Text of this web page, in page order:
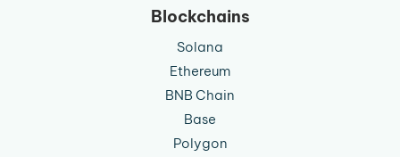
Blockchains
Solana
Ethereum
BNB Chain
Base
Polygon